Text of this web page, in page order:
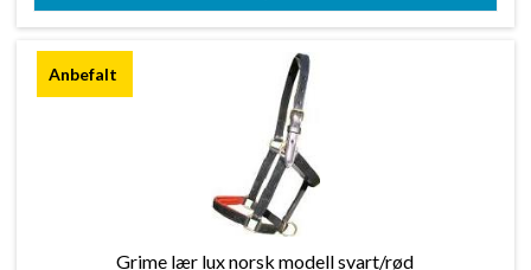
Grime lær lux norsk modell svart/rød